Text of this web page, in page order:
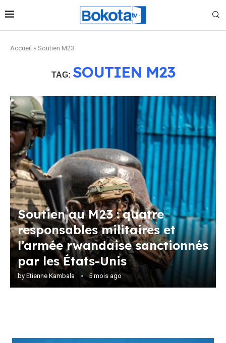
Accueil » Soutien M23
TAG: SOUTIEN M23
Soutien au M23 : quatre
responsables militaires et
l’armée rwandaise sanctionnés
par les États-Unis
by Etienne Kambala 5 mois ago